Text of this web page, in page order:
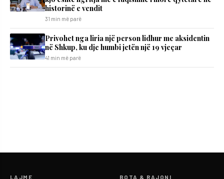
historinë e vendit
31 min më parë
Privohet nga liria një person lidhur me aksidentin
në Shkup, ku dje humbi jetën një 19 vjeçar
41 min më parë
LAJME BOTA & RAJONI